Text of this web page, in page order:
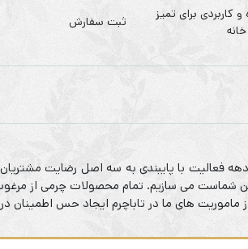
و کاربردی برای تمیز
ثبت سفارش
فعالیت با پایبندی به سه اصل رضایت
شماست می سازیم. تمام محصولات چرمی از
های ما در تاباچرم ایجاد حس اطمینان